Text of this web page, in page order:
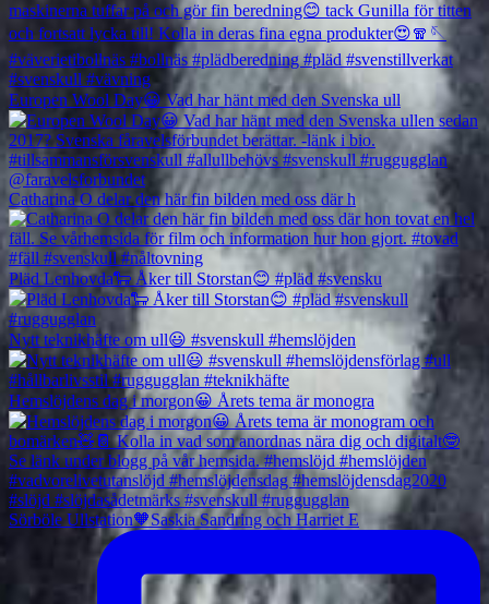
Europen Wool Day😀 Vad har hänt med den Svenska ull
Catharina O delar den här fin bilden med oss där h
Pläd Lenhovda🐑 Åker till Storstan😊 #pläd #svensku
Nytt teknikhäfte om ull😃 #svenskull #hemslöjden
Hemslöjdens dag i morgon😀 Årets tema är monogra
Sörböle Ullstation🧡Saskia Sandring och Harriet E